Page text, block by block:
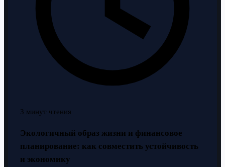
3 минут чтения
Экологичный образ жизни и финансовое
планирование: как совместить устойчивость
и экономику